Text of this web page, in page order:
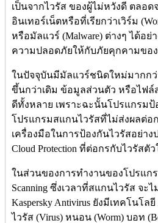
เป็นจากไวรัส ของผู้ไม่หวังดี ตลอด
อินเทอร์เน็ตหรือที่เรียกว่าเวิร์ม
หรือมัลแวร์ (Malware) ต่างๆ ได้อ
ความปลอดภัยให้กับภัยคุกคามขอ
ในปัจจุบันมีมัลแวร์ชนิดใหม่มากกว่
ขึ้นกว่าเดิม ข้อมูลส่วนตัว หรือไฟล์
ดีทั้งหลาย เพราะฉะนั้นโปรแกรม
โปรแกรมสแกนไวรัสที่ไม่ส่งผลต่อ
เครื่องมือในการป้องกันไวรัสอย่า
Cloud Protection ที่ต่อกรกับไวรัสตั
ในส่วนของการทำงานของโปรแกร
Scanning ซึ่งเวลาที่สแกนไวรัส จ
Kaspersky Antivirus ยังมีเทคโนโ
ไวรัส (Virus) หนอน (Worm) บอท